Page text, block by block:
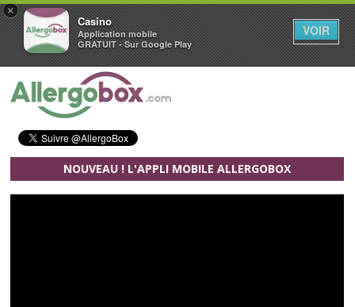
×
Casino
Application mobile
GRATUIT - Sur Google Play
VOIR
Aller au contenu principal
NOUVEAU ! L'APPLI MOBILE ALLERGOBOX